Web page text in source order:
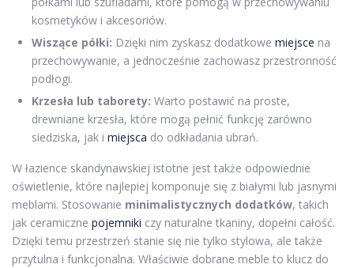
kosmetyków i akcesoriów.
Wiszące półki: Dzięki nim zyskasz dodatkowe miejsce na
przechowywanie, a jednocześnie zachowasz przestronność
podłogi.
Krzesła lub taborety: Warto postawić na proste,
drewniane krzesła, które mogą pełnić funkcję zarówno
siedziska, jak i miejsca do odkładania ubrań.
W łazience skandynawskiej istotne jest także odpowiednie
oświetlenie, które najlepiej komponuje się z białymi lub jasnymi
meblami. Stosowanie minimalistycznych dodatków, takich
jak ceramiczne pojemniki czy naturalne tkaniny, dopełni całość.
Dzięki temu przestrzeń stanie się nie tylko stylowa, ale także
przytulna i funkcjonalna. Właściwie dobrane meble to klucz do